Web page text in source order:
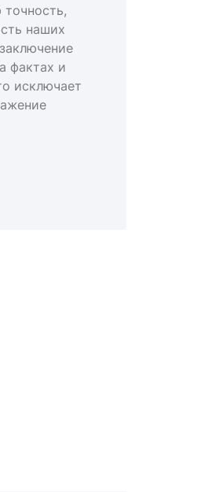
наших
фактах и
исключает